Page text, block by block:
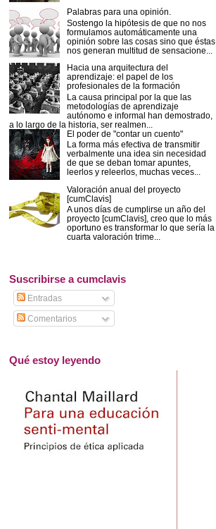
Palabras para una opinión.
Sostengo la hipótesis de que no nos
formulamos automáticamente una
opinión sobre las cosas sino que éstas
nos generan multitud de sensacione...
Hacia una arquitectura del
aprendizaje: el papel de los
profesionales de la formación
La causa principal por la que las
metodologías de aprendizaje
autónomo e informal han demostrado,
a lo largo de la historia, ser realmen...
El poder de "contar un cuento"
La forma más efectiva de transmitir
verbalmente una idea sin necesidad
de que se deban tomar apuntes,
leerlos y releerlos, muchas veces...
Valoración anual del proyecto
[cumClavis]
A unos días de cumplirse un año del
proyecto [cumClavis], creo que lo más
oportuno es transformar lo que sería la
cuarta valoración trime...
Suscribirse a cumclavis
Entradas
Comentarios
Qué estoy leyendo